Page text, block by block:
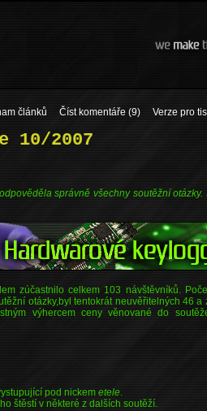
článků Číst komentáře (9) Verze pro
10/2007
správně všechny soutěžní
zúčastnilo celkem 103 návštěvníků.
otázky,byl tentokrát neuvěřitelných 46 a
výhercem ceny věnované do
pod nickemetele.
štěstí v některé z dalších soutěží.